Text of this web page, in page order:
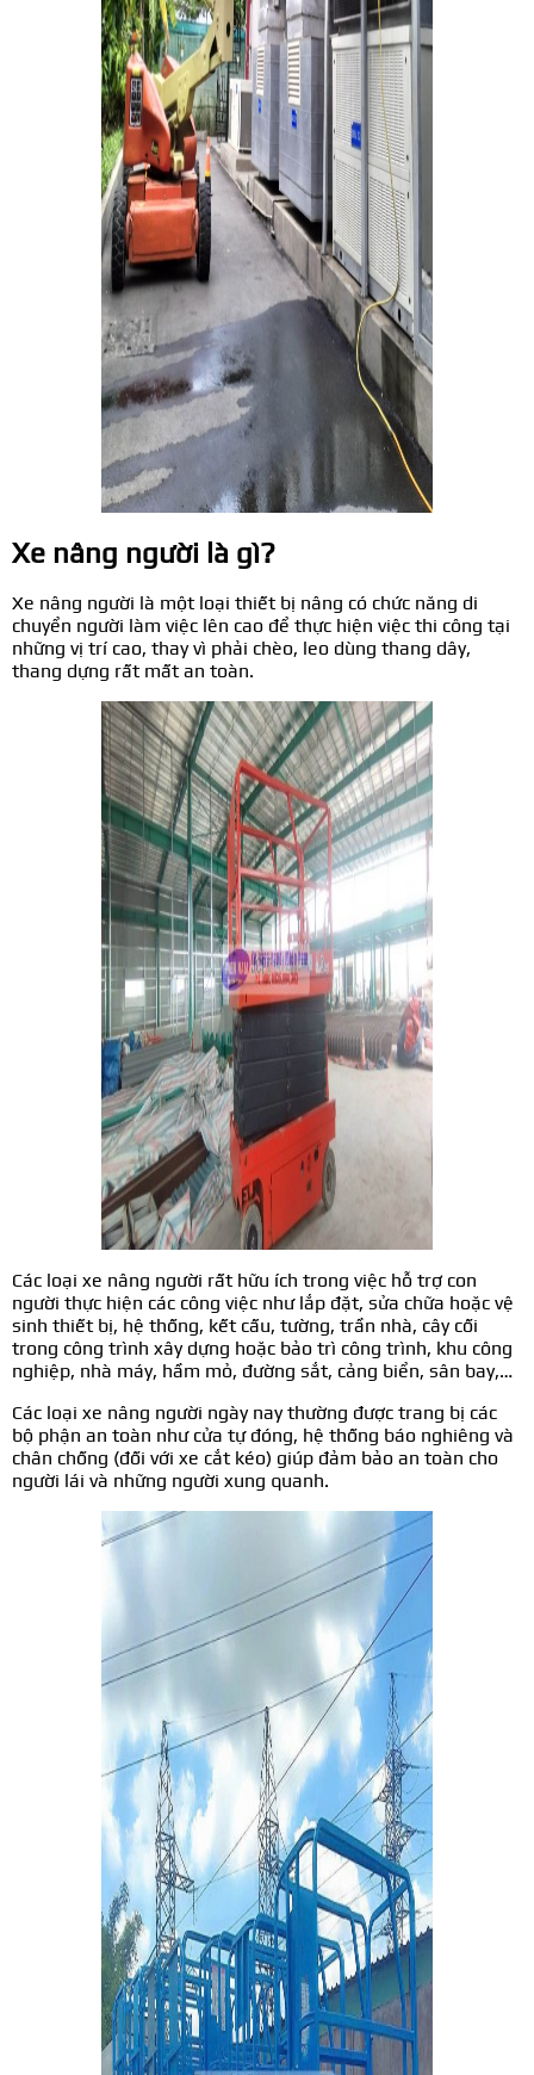
Xe nâng người là gì?
Xe nâng người là một loại thiết bị nâng có chức năng di
chuyển người làm việc lên cao để thực hiện việc thi công tại
những vị trí cao, thay vì phải chèo, leo dùng thang dây,
thang dựng rất mất an toàn.
Các loại xe nâng người rất hữu ích trong việc hỗ trợ con
người thực hiện các công việc như lắp đặt, sửa chữa hoặc vệ
sinh thiết bị, hệ thống, kết cấu, tường, trần nhà, cây cối
trong công trình xây dựng hoặc bảo trì công trình, khu công
nghiệp, nhà máy, hầm mỏ, đường sắt, cảng biển, sân bay,…
Các loại xe nâng người ngày nay thường được trang bị các
bộ phận an toàn như cửa tự đóng, hệ thống báo nghiêng và
chân chống (đối với xe cắt kéo) giúp đảm bảo an toàn cho
người lái và những người xung quanh.